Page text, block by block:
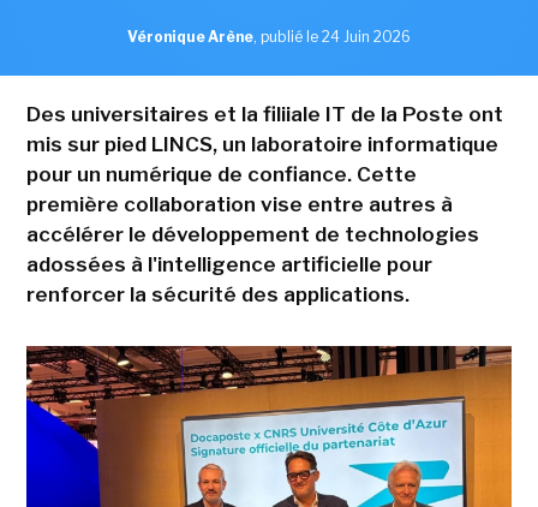
Véronique Arène, publié le 24 Juin 2026
Des universitaires et la filiiale IT de la Poste ont
mis sur pied LINCS, un laboratoire informatique
pour un numérique de confiance. Cette
première collaboration vise entre autres à
accélérer le développement de technologies
adossées à l'intelligence artificielle pour
renforcer la sécurité des applications.